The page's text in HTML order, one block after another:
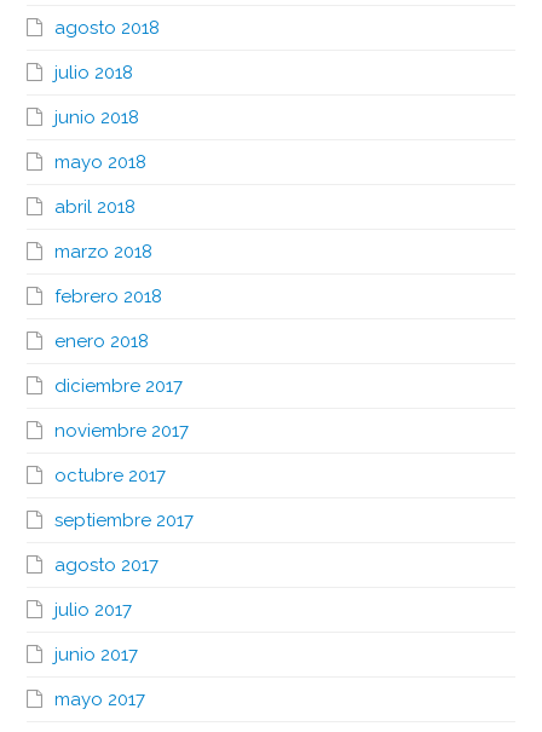
agosto 2018
julio 2018
junio 2018
mayo 2018
abril 2018
marzo 2018
febrero 2018
enero 2018
diciembre 2017
noviembre 2017
octubre 2017
septiembre 2017
agosto 2017
julio 2017
junio 2017
mayo 2017